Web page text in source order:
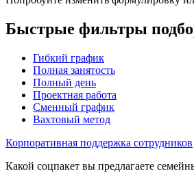
Быстрые фильтры
Гибкий график
Полная занятость
Полный день
Проектная работа
Сменный график
Вахтовый метод
Корпоративная поддержка сотрудников
Какой соцпакет вы предлагаете